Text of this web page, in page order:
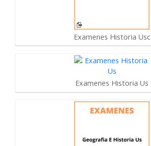
Examenes Historia Usc
Examenes Historia Us